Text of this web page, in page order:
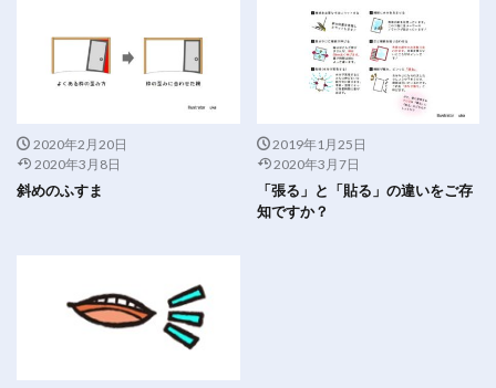
2020年2月20日
2020年3月8日
斜めのふすま
2019年1月25日
2020年3月7日
「張る」と「貼る」の違いをご存
知ですか？